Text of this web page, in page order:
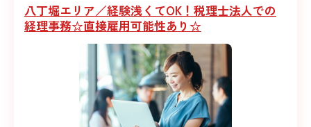
八丁堀エリア／経験浅くてOK！税理士法人での
経理事務☆直接雇用可能性あり☆